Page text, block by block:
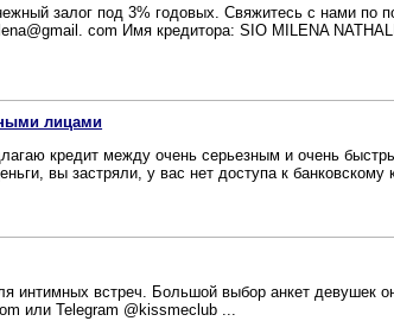
залог под 3% годовых. Свяжитесь с нами по
com Имя кредитора: SIO MILENA
лицами
кредит между очень серьезным и очень
вы застряли, у вас нет доступа к банковскому
интимных встреч. Большой выбор анкет девушек
или Telegram @kissmeclub ...